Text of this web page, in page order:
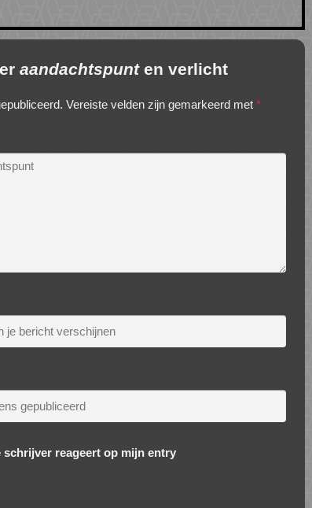
aandachtspunten verlicht
Vereiste velden zijn gemarkeerd met *
schrijver reageert op mijn entry